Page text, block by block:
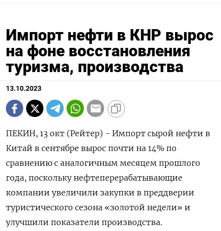
Импорт нефти в КНР вырос
на фоне восстановления
туризма, производства
13.10.2023
ПЕКИН, 13 окт (Рейтер) - Импорт сырой нефти в
Китай в сентябре вырос почти на 14% по
сравнению с аналогичным месяцем прошлого
года, поскольку нефтеперерабатывающие
компании увеличили закупки в преддверии
туристического сезона «золотой недели» и
улучшили показатели производства.